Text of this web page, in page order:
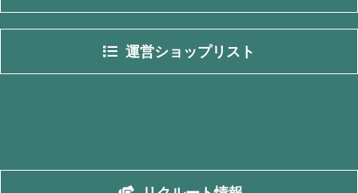
運営ショップリスト